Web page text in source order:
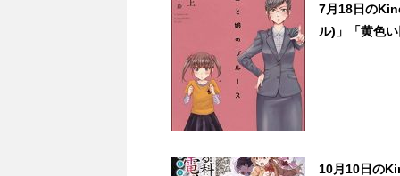
7月18日の
ル)」「黄色
10月10日の